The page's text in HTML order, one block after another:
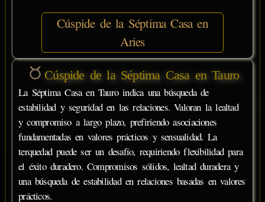
Cúspide de la Séptima Casa en
Aries
Cúspide de la Séptima Casa en Tauro
La Séptima Casa en Tauro indica una búsqueda de
estabilidad y seguridad en las relaciones. Valoran la lealtad
y compromiso a largo plazo, prefiriendo asociaciones
fundamentadas en valores prácticos y sensualidad. La
terquedad puede ser un desafío, requiriendo flexibilidad para
el éxito duradero. Compromisos sólidos, lealtad duradera y
una búsqueda de estabilidad en relaciones basadas en valores
prácticos.